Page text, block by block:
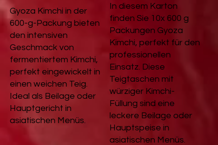
Gyoza Kimchi in der
600-g-Packung bieten
den intensiven
Geschmack von
fermentiertem Kimchi,
perfekt eingewickelt in
einen weichen Teig.
Ideal als Beilage oder
Hauptgericht in
asiatischen Menüs.
In diesem Karton
finden Sie 10x 600 g
Packungen Gyoza
Kimchi, perfekt für den
professionellen
Einsatz. Diese
Teigtaschen mit
würziger Kimchi-
Füllung sind eine
leckere Beilage oder
Hauptspeise in
asiatischen Menüs.